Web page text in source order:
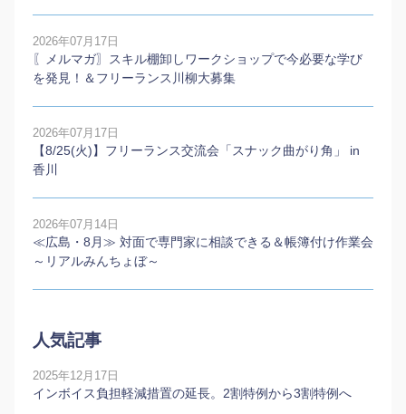
2026年07月17日
〖メルマガ〗スキル棚卸しワークショップで今必要な学び
を発見！＆フリーランス川柳大募集
2026年07月17日
【8/25(火)】フリーランス交流会「スナック曲がり角」 in
香川
2026年07月14日
≪広島・8月≫ 対面で専門家に相談できる＆帳簿付け作業会
～リアルみんちょぼ～
人気記事
2025年12月17日
インボイス負担軽減措置の延長。2割特例から3割特例へ